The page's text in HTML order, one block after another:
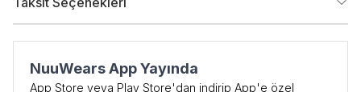
NuuWears App Yayında
App Store veya Play Store'dan indirip App'e özel